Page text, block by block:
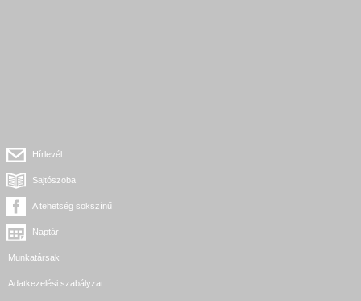
Hírlevél
Sajtószoba
A tehetség sokszínű
Naptár
Munkatársak
Adatkezelési szabályzat